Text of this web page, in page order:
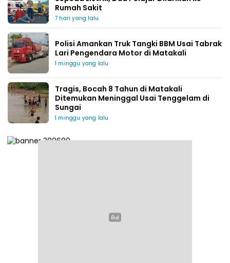
Rumah Sakit
7 hari yang lalu
Polisi Amankan Truk Tangki BBM Usai Tabrak
Lari Pengendara Motor di Matakali
1 minggu yang lalu
Tragis, Bocah 8 Tahun di Matakali
Ditemukan Meninggal Usai Tenggelam di
Sungai
1 minggu yang lalu